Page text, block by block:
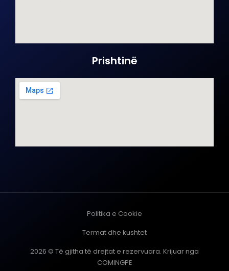
Prishtinë
2026 © Të gjitha të drejtat e rezervuara. Krijuar nga
COMINGPE
Politika e Cookie
Termat dhe kushtet